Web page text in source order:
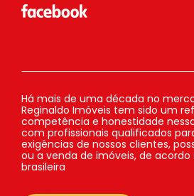
Há mais de uma década no
Reginaldo Imóveis tem sido um
competência e honestidade
com profissionais qualificados
exigências de nossos clientes,
ou a venda de imóveis, de
brasileira